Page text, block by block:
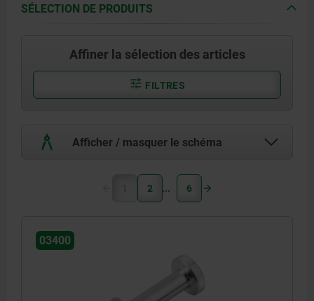
SÉLECTION DE PRODUITS
Affiner la sélection des articles
FILTRES
Afficher / masquer le schéma
1 2 6
03400